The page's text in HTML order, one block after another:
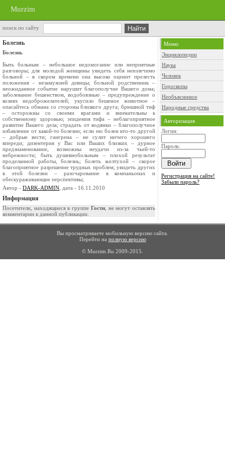
Murzim
поиск по сайту
Болезнь
Болезнь
Быть больным – небольшое недомогание или неприятные
разговоры; для молодой женщины увидеть себя неизлечимо
больной – в скором времени она высоко оценит прелесть
положения - незамужней девицы; больной родственник –
неожиданное событие нарушит благополучие Вашего дома;
заболевание бешенством, водобоязнью – предупреждение о
кознях недоброжелателей; укусило бешеное животное –
опасайтесь обмана со стороны близкого друга; брюшной тиф
– осторожны со своими врагами и внимательны к
собственному здоровью; эпидемия тифа – неблагоприятное
развитие Вашего дела; страдать от водянки – благополучное
избавление от какой-то болезни; если ею болен кто-то другой
– добрые вести; гангрена – не сулит ничего хорошего
впереди; дизентерия у Вас или Ваших близких – дурное
предзнаменование, возможны неудачи из-за чьей-то
небрежности; быть душевнобольным – плохой результат
проделанной работы, болезнь; болеть желтухой – скорое
благоприятное разрешение трудных проблем; увидеть других
в этой болезни – разочарование в компаньонах и
обескураживающие перспективы;
Автор - DARK-ADMIN , дата - 16.11.2010
Информация
Посетители, находящиеся в группе Гости, не могут оставлять
комментарии к данной публикации.
Меню
Энциклопедии
Наука
Человек
Гороскопы
Необъяснимое
Народные средства
Авторизация
Логин:
Пароль:
Регистрация на сайте!
Забыли пароль?
Вы просматриваете мобильную версию сайта.
Перейти на полную версию
© Murzim.Ru 2009-2015.